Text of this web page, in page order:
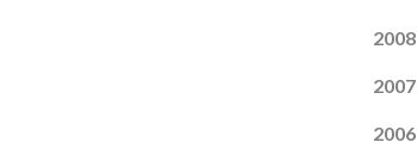
2008
2007
2006